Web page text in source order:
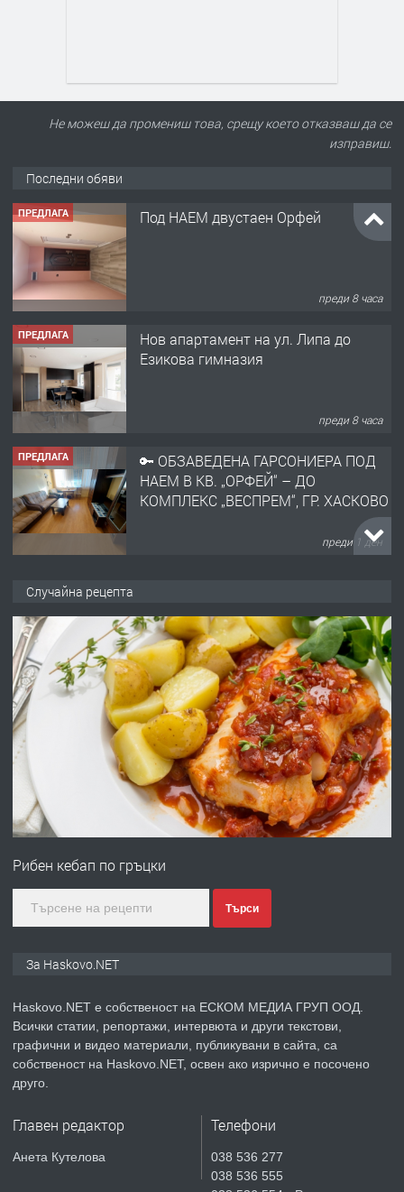
Не можеш да промениш това, срещу което отказваш да се
изправиш.
Последни обяви
ПРЕДЛАГА Под НАЕМ двустаен Орфей
преди 8 часа
ПРЕДЛАГА
Нов апартамент на ул. Липа до
Езикова гимназия
преди 8 часа
ПРЕДЛАГА
🔑 ОБЗАВЕДЕНА ГАРСОНИЕРА ПОД
НАЕМ В КВ. „ОРФЕЙ“ – ДО
КОМПЛЕКС „ВЕСПРЕМ“, ГР. ХАСКОВО
преди 1 ден
АПАРТАМЕНТ В ЦЕНТЪРА НА ГР.
ХАСКОВО
преди 2 дни
ПРЕДЛАГА Давам гараж под наем
преди 2 дни
ПРЕДЛАГА
№4120 Магазин/Офис под наем в кв.
градската градина!
преди 3 дни
ПРЕДЛАГА
Продавам парцел в гр. Хасково кв.
Случайна рецепта
Рибен кебап по гръцки
Търси
За Haskovo.NET
Haskovo.NET е собственост на ЕСКОМ МЕДИА ГРУП ООД.
Всички статии, репортажи, интервюта и други текстови,
графични и видео материали, публикувани в сайта, са
собственост на Haskovo.NET, освен ако изрично е посочено
друго.
Главен редактор
Анета Кутелова
Телефони
038 536 277
038 536 555